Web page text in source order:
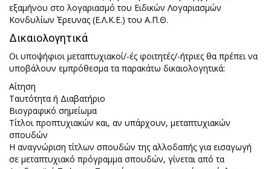
εξαμήνου στο λογαριασμό του Ειδικών Λογαριασμών
Κονδυλίων Έρευνας (Ε.Λ.Κ.Ε.) του Α.Π.Θ.
Δικαιολογητικά
Οι υποψήφιοι μεταπτυχιακοί/-ές φοιτητές/-ήτριες θα πρέπει να
υποβάλουν εμπρόθεσμα τα παρακάτω δικαιολογητικά:
Αίτηση
Ταυτότητα ή Διαβατήριο
Βιογραφικό σημείωμα
Τίτλοι προπτυχιακών και, αν υπάρχουν, μεταπτυχιακών
σπουδών
Η αναγνώριση τίτλων σπουδών της αλλοδαπής για εισαγωγή
σε μεταπτυχιακό πρόγραμμα σπουδών, γίνεται από τα